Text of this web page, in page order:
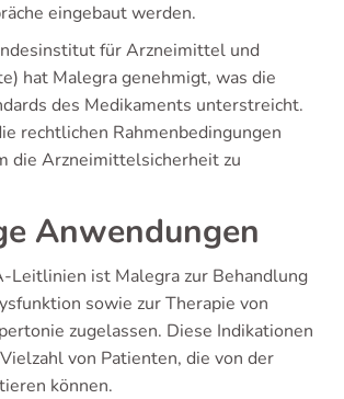
eingebaut werden.
für Arzneimittel und
hat Malegra genehmigt, was die
des Medikaments unterstreicht.
rechtlichen Rahmenbedingungen
die Arzneimittelsicherheit zu
Anwendungen
Leitlinien ist Malegra zur Behandlung
sowie zur Therapie von
zugelassen. Diese Indikationen
von Patienten, die von der
können.